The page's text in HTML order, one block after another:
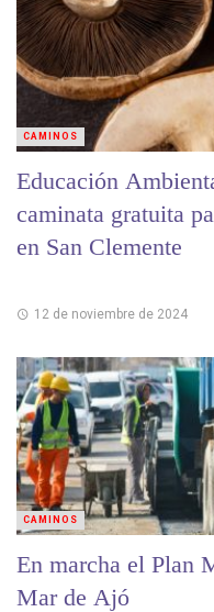
Educación
caminata gratuita
en San Clemente
12 de noviembre de 2024
CAMINOS
En marcha el Plan
Mar de Ajó
CAMINOS